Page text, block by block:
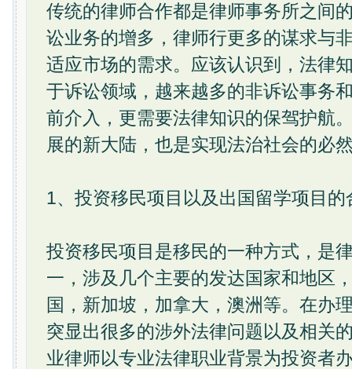
传统的律师合作都是律师事务所之间
讼业务的增多，律师行更多的谋求与
适应市场的需求。应该认识到，法律
于诉讼领域，越来越多的非诉讼事务
前介入，更需要法律知识的保驾护航
展的新大陆，也是实现法治社会的必
1、投资移民项目以及出国留学项目的
投资移民项目是移民的一种方式，是
一，涉及几个主要的发达国家和地区
国，新加坡，加拿大，澳洲等。在办
突显出很多的涉外法律问题以及相关
业律师以专业法律职业背景为投资者